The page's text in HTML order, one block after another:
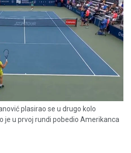
plasirao se u drugo kolo
je u prvoj rundi pobedio Amerikanca